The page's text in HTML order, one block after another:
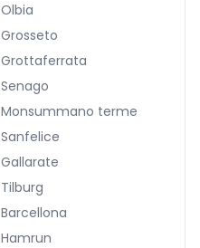
Olbia
Grosseto
Grottaferrata
Senago
Monsummano terme
Sanfelice
Gallarate
Tilburg
Barcellona
Hamrun